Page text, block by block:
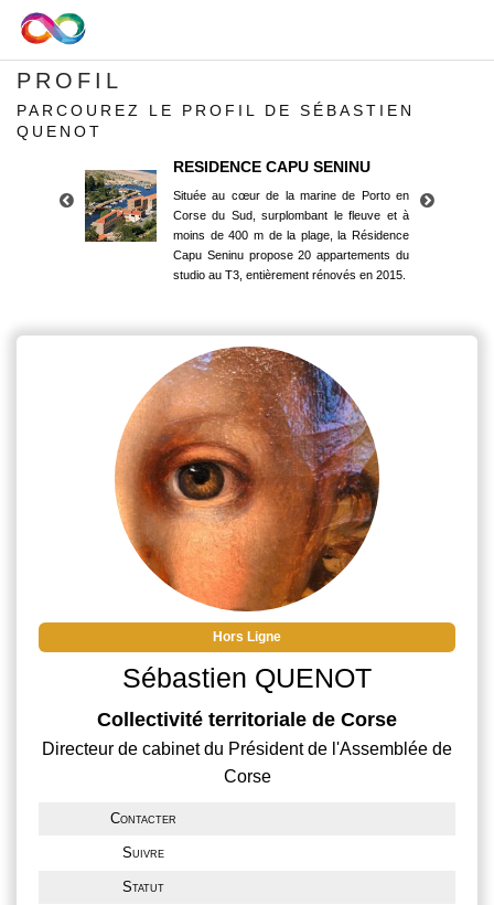
PROFIL
PARCOUREZ LE PROFIL DE SÉBASTIEN
QUENOT
RESIDENCE CAPU SENINU
Située au cœur de la marine de Porto en
Corse du Sud, surplombant le fleuve et à
moins de 400 m de la plage, la Résidence
Capu Seninu propose 20 appartements du
studio au T3, entièrement rénovés en 2015.
Corse du Sud, surplombant le fleuve et à
moins de 400 m de la plage, la Résidence
Capu Seninu propose 20 appartements du
studio au T3, entièrement rénovés en 2015.
Hors Ligne
Sébastien QUENOT
Collectivité territoriale de Corse
Directeur de cabinet du Président de l'Assemblée de
Corse
Contacter
Suivre
Statut